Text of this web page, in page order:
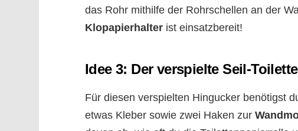
das Rohr mithilfe der Rohrschellen an der
Klopapierhalter ist einsatzbereit!
Idee 3: Der verspielte Seil-
Für diesen verspielten Hingucker benötigst
etwas Kleber sowie zwei Haken zur